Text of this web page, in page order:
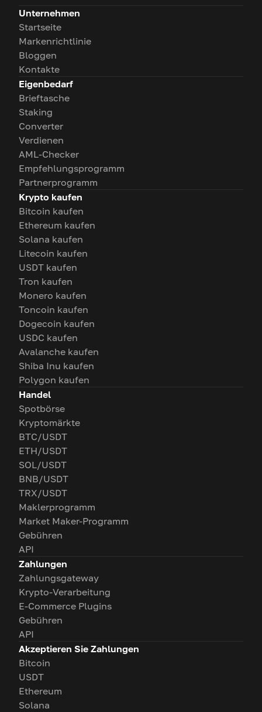
Unternehmen
Startseite
Markenrichtlinie
Bloggen
Kontakte
Eigenbedarf
Brieftasche
Staking
Converter
Verdienen
AML-Checker
Empfehlungsprogramm
Partnerprogramm
Krypto kaufen
Bitcoin kaufen
Ethereum kaufen
Solana kaufen
Litecoin kaufen
USDT kaufen
Tron kaufen
Monero kaufen
Toncoin kaufen
Dogecoin kaufen
USDC kaufen
Avalanche kaufen
Shiba Inu kaufen
Polygon kaufen
Handel
Spotbörse
Kryptomärkte
BTC/USDT
ETH/USDT
SOL/USDT
BNB/USDT
TRX/USDT
Maklerprogramm
Market Maker-Programm
Gebühren
API
Zahlungen
Zahlungsgateway
Krypto-Verarbeitung
E-Commerce Plugins
Gebühren
API
Akzeptieren Sie Zahlungen
Bitcoin
USDT
Ethereum
Solana